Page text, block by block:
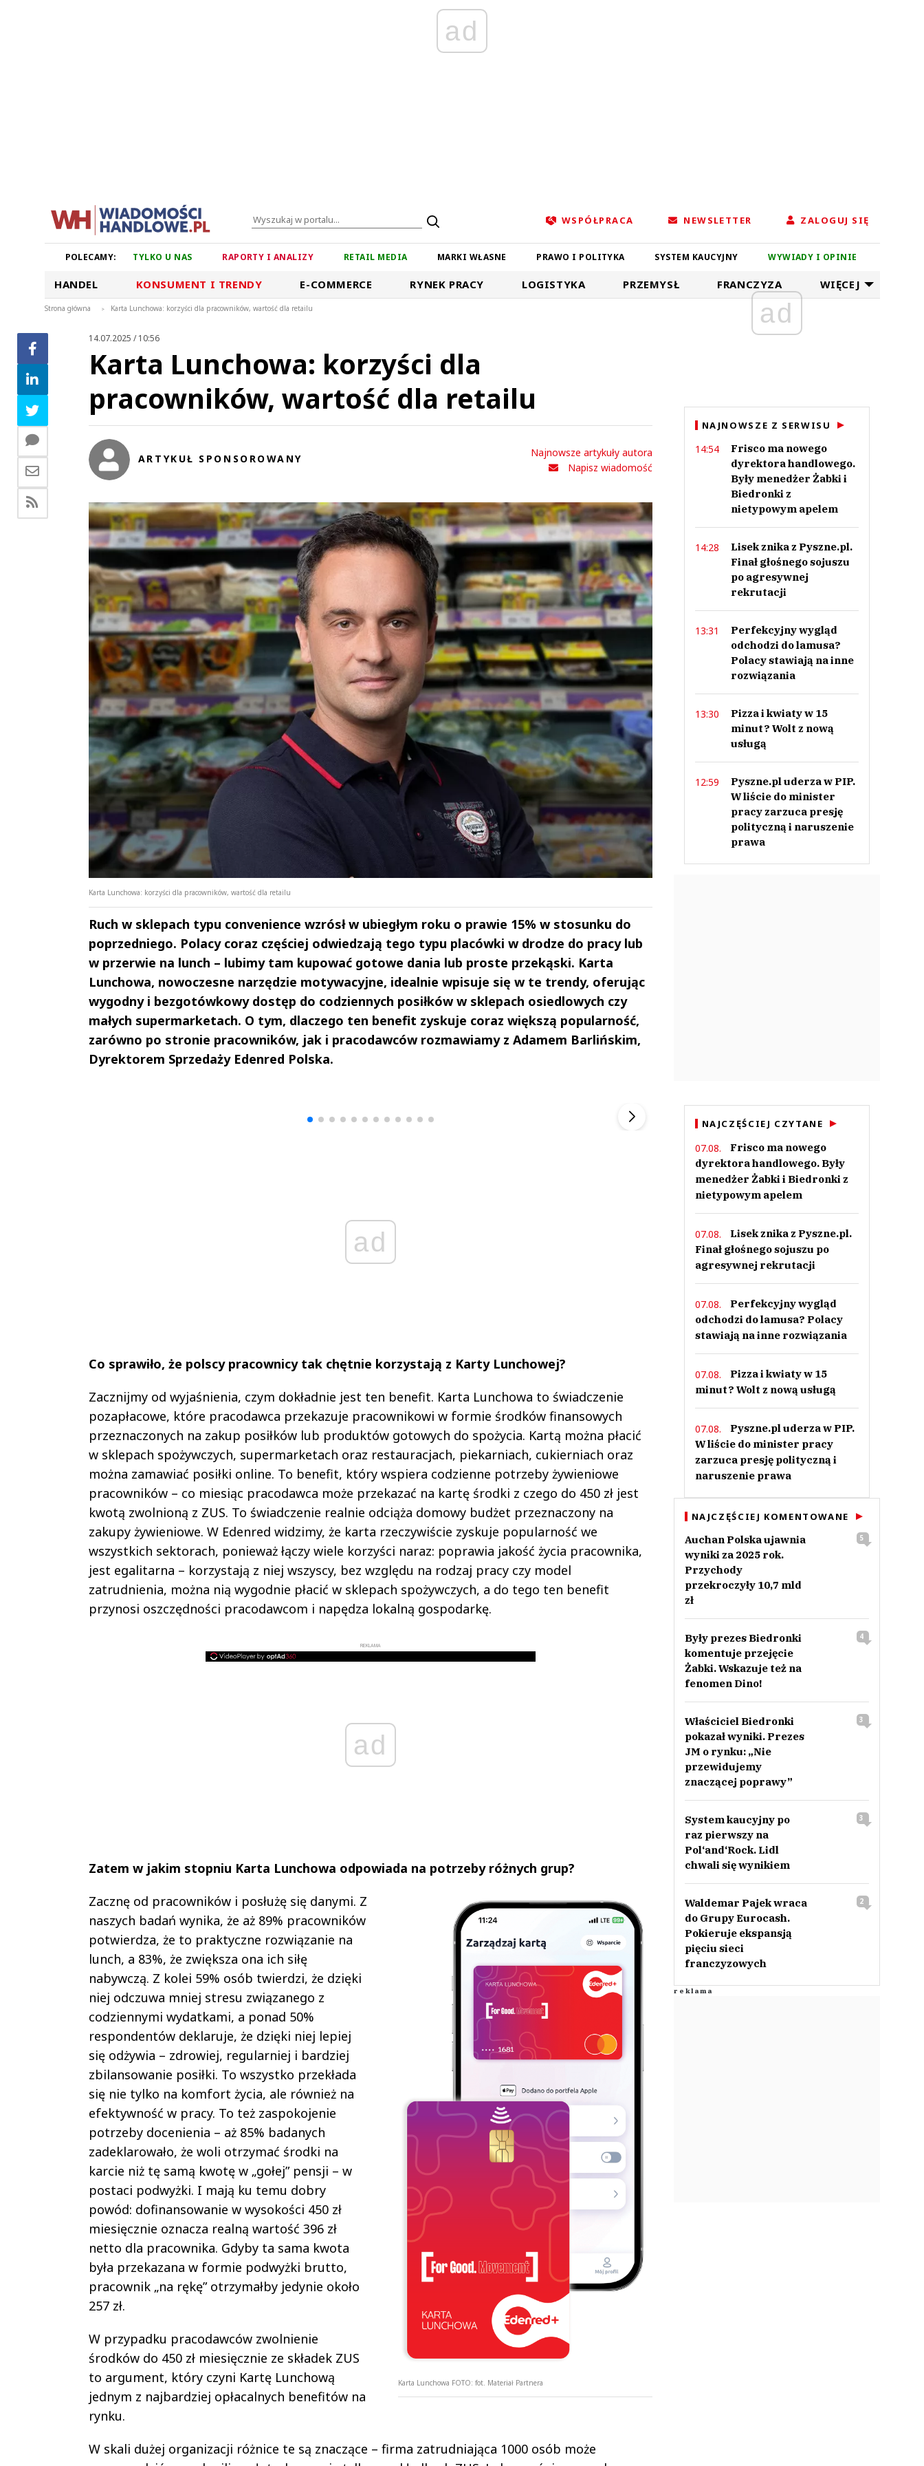
ad
WSPÓŁPRACA NEWSLETTER ZALOGUJ SIĘ
POLECAMY: TYLKO U NAS RAPORTY I ANALIZY RETAIL MEDIA MARKI WŁASNE PRAWO I POLITYKA SYSTEM KAUCYJNY WYWIADY I OPINIE
HANDEL KONSUMENT I TRENDY E-COMMERCE RYNEK PRACY LOGISTYKA PRZEMYSŁ FRANCZYZA WIĘCEJ
Strona główna > Karta Lunchowa: korzyści dla pracowników, wartość dla retailu
14.07.2025 / 10:56
Karta Lunchowa: korzyści dla
pracowników, wartość dla retailu
ARTYKUŁ SPONSOROWANY
Najnowsze artykuły autora
Napisz wiadomość
Karta Lunchowa: korzyści dla pracowników, wartość dla retailu
Ruch w sklepach typu convenience wzrósł w ubiegłym roku o prawie 15% w stosunku do
poprzedniego. Polacy coraz częściej odwiedzają tego typu placówki w drodze do pracy lub
w przerwie na lunch – lubimy tam kupować gotowe dania lub proste przekąski. Karta
Lunchowa, nowoczesne narzędzie motywacyjne, idealnie wpisuje się w te trendy, oferując
wygodny i bezgotówkowy dostęp do codziennych posiłków w sklepach osiedlowych czy
małych supermarketach. O tym, dlaczego ten benefit zyskuje coraz większą popularność,
zarówno po stronie pracowników, jak i pracodawców rozmawiamy z Adamem Barlińskim,
Dyrektorem Sprzedaży Edenred Polska.
ad
Co sprawiło, że polscy pracownicy tak chętnie korzystają z Karty Lunchowej?
Zacznijmy od wyjaśnienia, czym dokładnie jest ten benefit. Karta Lunchowa to świadczenie
pozapłacowe, które pracodawca przekazuje pracownikowi w formie środków finansowych
przeznaczonych na zakup posiłków lub produktów gotowych do spożycia. Kartą można płacić
w sklepach spożywczych, supermarketach oraz restauracjach, piekarniach, cukierniach oraz
można zamawiać posiłki online. To benefit, który wspiera codzienne potrzeby żywieniowe
pracowników – co miesiąc pracodawca może przekazać na kartę środki z czego do 450 zł jest
kwotą zwolnioną z ZUS. To świadczenie realnie odciąża domowy budżet przeznaczony na
zakupy żywieniowe. W Edenred widzimy, że karta rzeczywiście zyskuje popularność we
wszystkich sektorach, ponieważ łączy wiele korzyści naraz: poprawia jakość życia pracownika,
jest egalitarna – korzystają z niej wszyscy, bez względu na rodzaj pracy czy model
zatrudnienia, można nią wygodnie płacić w sklepach spożywczych, a do tego ten benefit
przynosi oszczędności pracodawcom i napędza lokalną gospodarkę.
REKLAMA
ad
Zatem w jakim stopniu Karta Lunchowa odpowiada na potrzeby różnych grup?
Karta Lunchowa FOTO:fot. Materiał Partnera
Zacznę od pracowników i posłużę się danymi. Z
naszych badań wynika, że aż 89% pracowników
potwierdza, że to praktyczne rozwiązanie na
lunch, a 83%, że zwiększa ona ich siłę
nabywczą. Z kolei 59% osób twierdzi, że dzięki
niej odczuwa mniej stresu związanego z
codziennymi wydatkami, a ponad 50%
respondentów deklaruje, że dzięki niej lepiej
się odżywia – zdrowiej, regularniej i bardziej
zbilansowanie posiłki. To wszystko przekłada
się nie tylko na komfort życia, ale również na
efektywność w pracy. To też zaspokojenie
potrzeby docenienia – aż 85% badanych
zadeklarowało, że woli otrzymać środki na
karcie niż tę samą kwotę w „gołej” pensji – w
postaci podwyżki. I mają ku temu dobry
powód: dofinansowanie w wysokości 450 zł
miesięcznie oznacza realną wartość 396 zł
netto dla pracownika. Gdyby ta sama kwota
była przekazana w formie podwyżki brutto,
pracownik „na rękę” otrzymałby jedynie około
257 zł.
W przypadku pracodawców zwolnienie
środków do 450 zł miesięcznie ze składek ZUS
to argument, który czyni Kartę Lunchową
jednym z najbardziej opłacalnych benefitów na
rynku.
W skali dużej organizacji różnice te są znaczące – firma zatrudniająca 1000 osób może
▶
ad
NAJNOWSZE Z SERWISU
14:54
Frisco ma nowego
dyrektora handlowego.
Były menedżer Żabki i
Biedronki z
nietypowym apelem
14:28
Lisek znika z Pyszne.pl.
Finał głośnego sojuszu
po agresywnej
rekrutacji
13:31
Perfekcyjny wygląd
odchodzi do lamusa?
Polacy stawiają na inne
rozwiązania
13:30
Pizza i kwiaty w 15
minut? Wolt z nową
usługą
12:59
Pyszne.pl uderza w PIP.
W liście do minister
pracy zarzuca presję
polityczną i naruszenie
prawa
NAJCZĘŚCIEJ CZYTANE
07.08.
Frisco ma nowego
dyrektora handlowego. Były
menedżer Żabki i Biedronki z
nietypowym apelem
07.08.
Lisek znika z Pyszne.pl.
Finał głośnego sojuszu po
agresywnej rekrutacji
07.08.
Perfekcyjny wygląd
odchodzi do lamusa? Polacy
stawiają na inne rozwiązania
07.08.
Pizza i kwiaty w 15
minut? Wolt z nową usługą
07.08.
Pyszne.pl uderza w PIP.
W liście do minister pracy
zarzuca presję polityczną i
naruszenie prawa
NAJCZĘŚCIEJ KOMENTOWANE
Auchan Polska ujawnia
wyniki za 2025 rok.
Przychody
przekroczyły 10,7 mld
zł
5
Były prezes Biedronki
komentuje przejęcie
Żabki. Wskazuje też na
fenomen Dino!
4
Właściciel Biedronki
pokazał wyniki. Prezes
JM o rynku: „Nie
przewidujemy
znaczącej poprawy”
3
System kaucyjny po
raz pierwszy na
Pol‘and‘Rock. Lidl
chwali się wynikiem
3
Waldemar Pajek wraca
do Grupy Eurocash.
Pokieruje ekspansją
pięciu sieci
franczyzowych
2